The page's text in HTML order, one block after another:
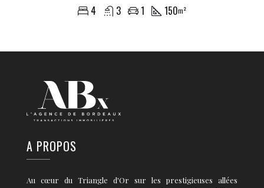
4 3 1 150m²
A PROPOS
Au cœur du Triangle d'Or sur les prestigieuses allées